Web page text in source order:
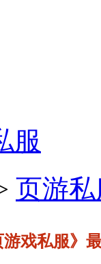
服
页游
戏私服》